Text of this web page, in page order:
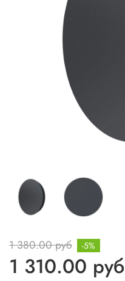
1 380.00 руб
1 310.00 руб
-5%